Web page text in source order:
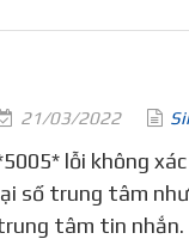
21/03/2022
lỗi không
số trung tâm
tâm tin nhắn.